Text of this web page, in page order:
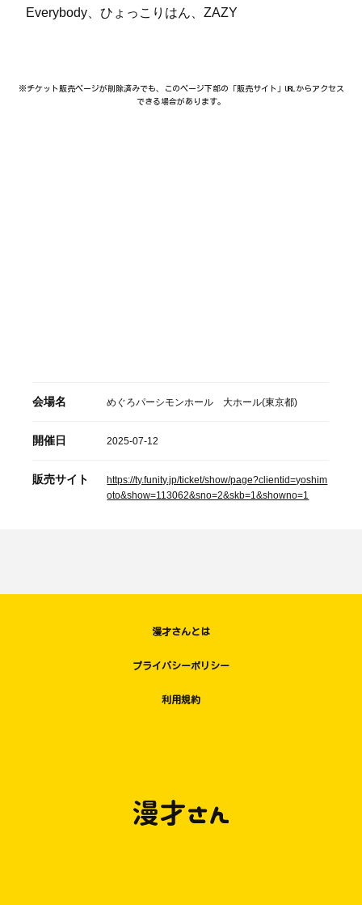
Everybody、ひょっこりはん、ZAZY
※チケット販売ページが削除済みでも、このページ下部の「販売サイト」URLからアクセス
できる場合があります。
会場名 めぐろパーシモンホール 大ホール(東京都)
開催日 2025-07-12
販売サイト
https://ty.funity.jp/ticket/show/page?clientid=yoshim
oto&show=113062&sno=2&skb=1&showno=1
漫才さんとは
プライバシーポリシー
利用規約